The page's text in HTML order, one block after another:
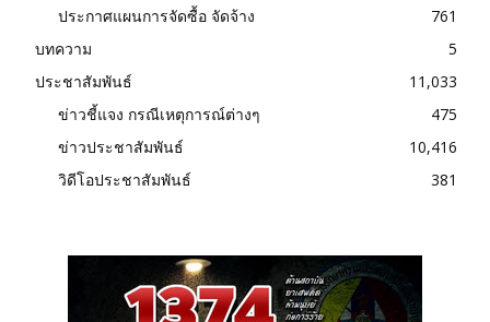
ประกาศแผนการจัดซื้อ จัดจ้าง
761
บทความ
5
ประชาสัมพันธ์
11,033
ข่าวชี้แจง กรณีเหตุการณ์ต่างๆ
475
ข่าวประชาสัมพันธ์
10,416
วิดีโอประชาสัมพันธ์
381